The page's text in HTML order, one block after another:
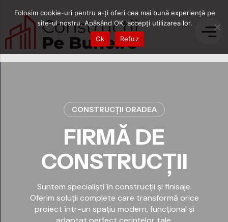
CONSTRUCȚII ORADEA
FIRMĂ DE
CONSTRUCȚII
Suntem specialiști în construcții și finisaje.
Oferim soluții complete care transformă orice
proiect într-un spațiu modern, funcțional și
Folosim cookie-uri pentru a-ți oferi cea mai bună experiență pe
site-ul nostru. Apăsând OK, accepți utilizarea lor.
Ok
Refuz